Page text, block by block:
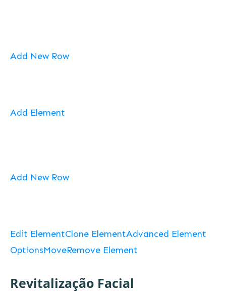
Add New Row
Add Element
Add New Row
Edit ElementClone ElementAdvanced Element
OptionsMoveRemove Element
Revitalização Facial